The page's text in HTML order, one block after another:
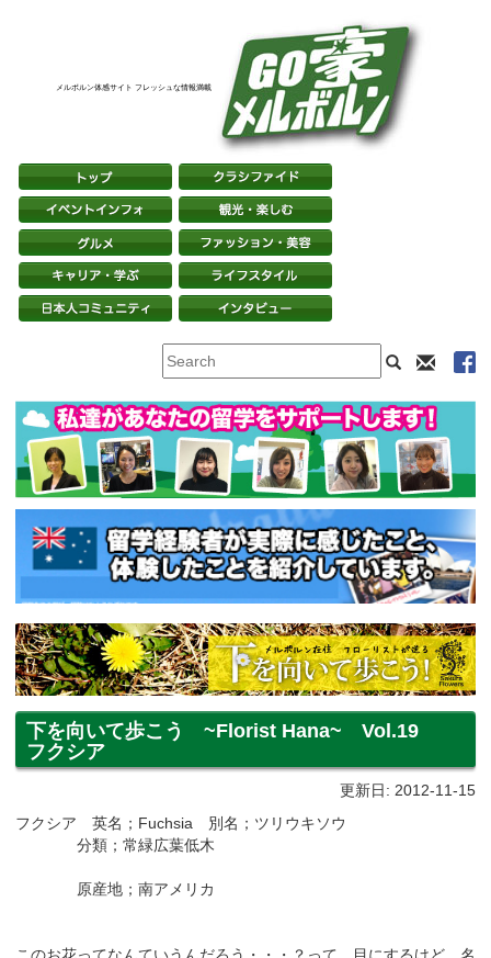
メルボルン体感サイト フレッシュな情報満載
下を向いて歩こう ~Florist Hana~ Vol.19
フクシア
更新日: 2012-11-15
フクシア 英名；Fuchsia 別名；ツリウキソウ
分類；常緑広葉低木
原産地；南アメリカ
このお花ってなんていうんだろう・・・？って、目にするけど、名